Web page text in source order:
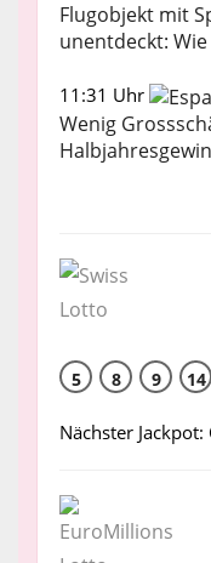
Flugobjekt mit
unentdeckt: Wie
11:31 Uhr
Wenig
5 8 9 14
Nächster